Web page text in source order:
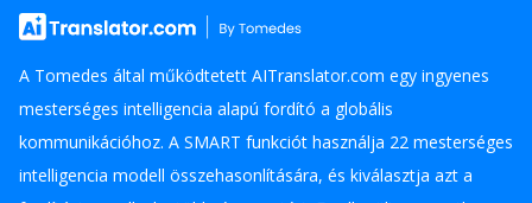
A Tomedes által működtetett AITranslator.com egy ingyenes
mesterséges intelligencia alapú fordító a globális
kommunikációhoz. A SMART funkciót használja 22 mesterséges
intelligencia modell összehasonlítására, és kiválasztja azt a